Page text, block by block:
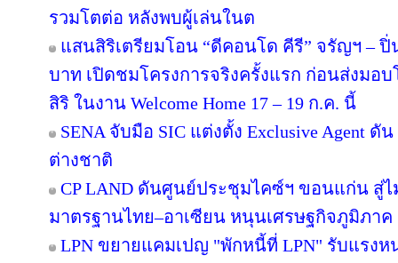
รวมโตต่อ หลังพบผู้เล่นในต
แสนสิริเตรียมโอน “ดีคอนโด คีรี” จรัญฯ – ปิ่
บาท เปิดชมโครงการจริงครั้งแรก ก่อนส่งม
สิริ ในงาน Welcome Home 17 – 19 ก.ค. นี้
SENA จับมือ SIC แต่งตั้ง Exclusive Agent ดั
ต่างชาติ
CP LAND ดันศูนย์ประชุมไคซ์ฯ ขอนแก่น สู่
มาตรฐานไทย–อาเซียน หนุนเศรษฐกิจภูมิภาค
LPN ขยายแคมเปญ "พักหนี้ที่ LPN" รับแรง